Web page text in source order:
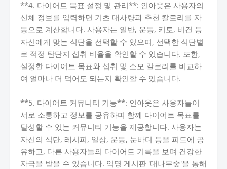
**4. 다이어트 목표 설정 및 관리**: 인아웃은 사용자의
신체 정보를 입력하면 기초 대사량과 추천 칼로리를 자
동으로 계산합니다. 사용자는 일반, 운동, 키토, 비건 등
자신에게 맞는 식단을 선택할 수 있으며, 선택한 식단별
로 적정 탄단지 섭취 비율을 확인할 수 있습니다. 또한,
설정한 다이어트 목표와 섭취 및 소모 칼로리를 비교하
여 얼마나 더 먹어도 되는지 확인할 수 있습니다.
**5. 다이어트 커뮤니티 기능**: 인아웃은 사용자들이
서로 소통하고 정보를 공유하며 함께 다이어트 목표를
달성할 수 있는 커뮤니티 기능을 제공합니다. 사용자는
자신의 식단, 레시피, 일상, 운동, 눈바디 등을 피드에 공
유하고, 다른 사용자들의 다이어트 기록을 보며 건강한
자극을 받을 수 있습니다. 익명 게시판 '대나무숲'을 통해